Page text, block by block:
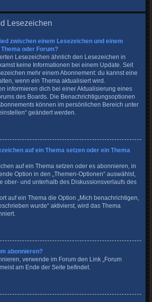
Lesezeichen
zwischen einem Lesezeichen und einem
oder Forum?
Lesezeichen ähnlich den Lesezeichen in
keine Informationen bei einem Update. Seit
mehr einem Abonnement: du kannst eine
wenn ein Thema aktualisiert wird.
informieren dich bei einer Aktualisierung eines
des Boards. Die Benachrichtigungsoptionen
können im persönlichen Bereich unter
geändert werden.
auf ein Thema setzen oder ein Thema
auf ein Thema setzen oder es abonnieren, in
Option in den „Themen-Optionen“ auswählst,
ober- und unterhalb des Diskussionsverlaufs des
auf ein Thema die Option „Mich benachrichtigen,
wurde“ aktivierst, wird das Thema
abonnieren?
verwende im Forum den Link „Forum
am Ende der Seite befindet.